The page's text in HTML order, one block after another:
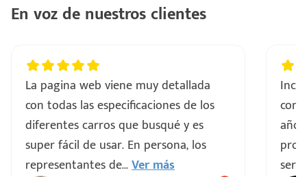
En voz de nuestros clientes
La pagina web viene muy detallada
con todas las especificaciones de los
diferentes carros que busqué y es
super fácil de usar. En persona, los
representantes de...Ver más